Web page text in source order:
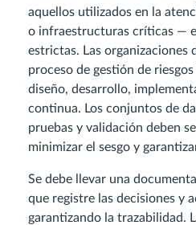
aquellos utilizados en la
o infraestructuras críticas —
estrictas. Las organizaciones
proceso de gestión de
diseño, desarrollo,
continua. Los conjuntos de
pruebas y validación deben
minimizar el sesgo y
Se debe llevar una
que registre las decisiones y
garantizando la trazabilidad.